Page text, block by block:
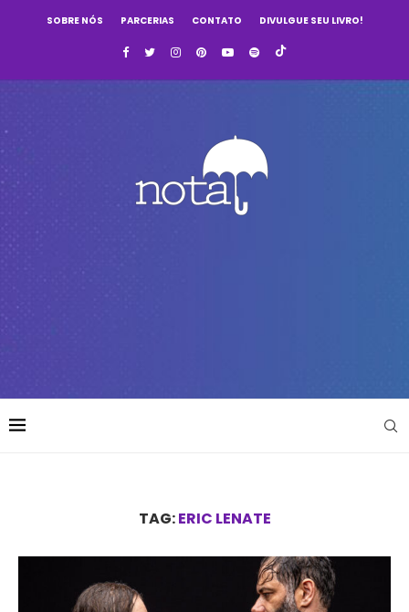
SOBRE NÓS PARCERIAS CONTATO DIVULGUE SEU LIVRO!
TAG:ERIC LENATE